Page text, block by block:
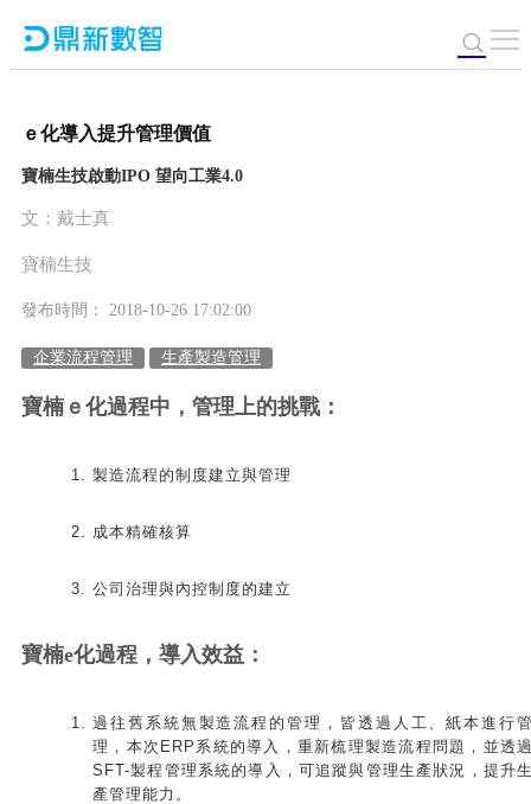
ｅ化導入提升管理價值
寶楠生技啟動IPO 望向工業4.0
文：戴士真
寶楠生技
發布時間： 2018-10-26 17:02:00
企業流程管理 生產製造管理
寶楠ｅ化過程中，管理上的挑戰：
製造流程的制度建立與管理
成本精確核算
公司治理與內控制度的建立
寶楠e化過程，導入效益：
過往舊系統無製造流程的管理，皆透過人工、紙本進行
理，本次ERP系統的導入，重新梳理製造流程問題，並透
SFT-製程管理系統的導入，可追蹤與管理生產狀況，提升
產管理能力。